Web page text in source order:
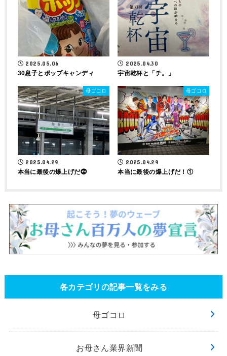
2025.05.06
30息子とポップキャンディ
2025.04.30
宇宙乾杯と「チ。」
母ゴコロ
2025.04.29
本当に最後の爆上げだ⓶
母ゴコロ
2025.04.29
本当に最後の爆上げだ！①
各カテゴリの記事一覧をみる
母ゴコロ
お母さん業界新聞